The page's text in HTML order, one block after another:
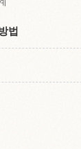
법